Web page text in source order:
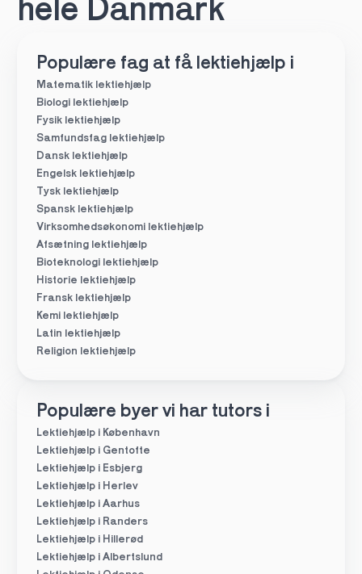
hele Danmark
Populære fag at få lektiehjælp i
Matematik lektiehjælp
Biologi lektiehjælp
Fysik lektiehjælp
Samfundsfag lektiehjælp
Dansk lektiehjælp
Engelsk lektiehjælp
Tysk lektiehjælp
Spansk lektiehjælp
Virksomhedsøkonomi lektiehjælp
Afsætning lektiehjælp
Bioteknologi lektiehjælp
Historie lektiehjælp
Fransk lektiehjælp
Kemi lektiehjælp
Latin lektiehjælp
Religion lektiehjælp
Populære byer vi har tutors i
Lektiehjælp i København
Lektiehjælp i Gentofte
Lektiehjælp i Esbjerg
Lektiehjælp i Herlev
Lektiehjælp i Aarhus
Lektiehjælp i Randers
Lektiehjælp i Hillerød
Lektiehjælp i Albertslund